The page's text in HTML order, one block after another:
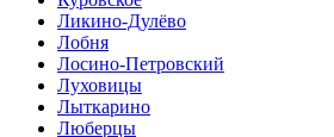
Ликино-Дулёво
Лобня
Лосино-Петровский
Луховицы
Лыткарино
Люберцы